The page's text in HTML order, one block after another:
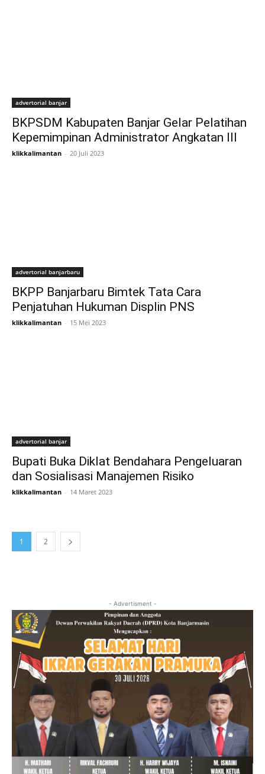
advertorial banjar
BKPSDM Kabupaten Banjar Gelar Pelatihan
Kepemimpinan Administrator Angkatan III
klikkalimantan - 20 Juli 2023
advertorial banjarbaru
BKPP Banjarbaru Bimtek Tata Cara
Penjatuhan Hukuman Displin PNS
klikkalimantan - 15 Mei 2023
advertorial banjar
Bupati Buka Diklat Bendahara Pengeluaran
dan Sosialisasi Manajemen Risiko
klikkalimantan - 14 Maret 2023
1 2
- Advertisment -